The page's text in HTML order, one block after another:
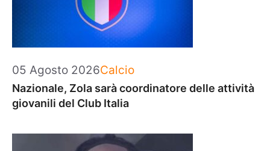
05 Agosto 2026Categorie
Calcio
Nazionale, Zola sarà coordinatore delle attività
giovanili del Club Italia